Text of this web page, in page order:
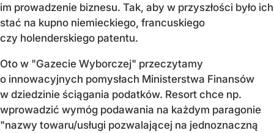
im prowadzenie biznesu. Tak, aby w przyszłości było ich
stać na kupno niemieckiego, francuskiego
czy holenderskiego patentu.
Oto w "Gazecie Wyborczej" przeczytamy
o innowacyjnych pomysłach Ministerstwa Finansów
w dziedzinie ściągania podatków. Resort chce np.
wprowadzić wymóg podawania na każdym paragonie
"nazwy towaru/usługi pozwalającej na jednoznaczną